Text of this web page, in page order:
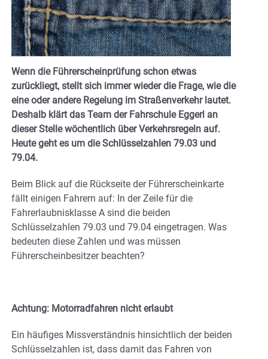
Wenn die Führerscheinprüfung schon etwas
zurückliegt, stellt sich immer wieder die Frage, wie die
eine oder andere Regelung im Straßenverkehr lautet.
Deshalb klärt das Team der Fahrschule Eggerl an
dieser Stelle wöchentlich über Verkehrsregeln auf.
Heute geht es um die Schlüsselzahlen 79.03 und
79.04.
Beim Blick auf die Rückseite der Führerscheinkarte
fällt einigen Fahrern auf: In der Zeile für die
Fahrerlaubnisklasse A sind die beiden
Schlüsselzahlen 79.03 und 79.04 eingetragen. Was
bedeuten diese Zahlen und was müssen
Führerscheinbesitzer beachten?
Achtung: Motorradfahren nicht erlaubt
Ein häufiges Missverständnis hinsichtlich der beiden
Schlüsselzahlen ist, dass damit das Fahren von